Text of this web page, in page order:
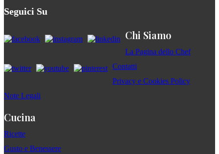
Seguici Su
Chi Siamo
La Pagina dello Chef
Contatti
Privacy e Cookies Policy
Note Legali
Cucina
Ricette
Gusto e Benessere